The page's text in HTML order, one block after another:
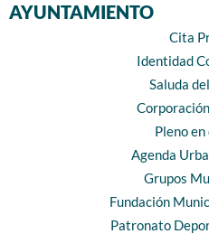
AYUNTAMIENTO
Cita
Identidad
Saluda
Pleno
Agenda
Grupos
Fundación
Patronato